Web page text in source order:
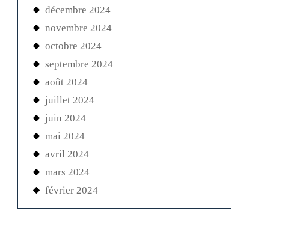
décembre 2024
novembre 2024
octobre 2024
septembre 2024
août 2024
juillet 2024
juin 2024
mai 2024
avril 2024
mars 2024
février 2024